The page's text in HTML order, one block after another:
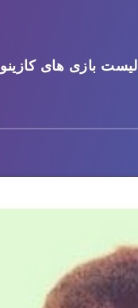
لیست بازی های کازینو